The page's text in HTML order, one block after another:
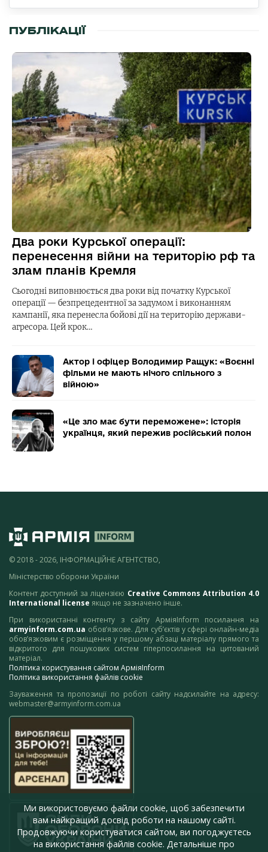
ПУБЛІКАЦІЇ
Два роки Курської операції:
перенесення війни на територію рф та
злам планів Кремля
Сьогодні виповнюється два роки від початку Курської
операції — безпрецедентної за задумом і виконанням
кампанії, яка перенесла бойові дії на територію держави-
агресора. Цей крок…
Актор і офіцер Володимир Ращук: «Воєнні
фільми не мають нічого спільного з
війною»
«Це зло має бути переможене»: історія
українця, який пережив російський полон
© 2018 - 2026, ІНФОРМАЦІЙНЕ АГЕНТСТВО,
Міністерство оборони України
Контент доступний за ліцензією Creative Commons Attribution 4.0
International license якщо не зазначено інше.
При використанні контенту з сайту АрміяInform посилання на
armyinform.com.ua обов’язкове. Для суб’єктів у сфері онлайн-медіа
обов’язковим є розміщення у першому абзаці матеріалу прямого та
відкритого для пошукових систем гіперпосилання на цитований
матеріал.
Політика користування сайтом АрміяInform
Політика використання файлів cookie
Зауваження та пропозиції по роботі сайту надсилайте на адресу:
webmaster@armyinform.com.ua
Ми використовуємо файли cookie, щоб забезпечити
вам найкращий досвід роботи на нашому сайті.
Продовжуючи користуватися сайтом, ви погоджуєтесь
на використання файлів cookie. Детальніше про